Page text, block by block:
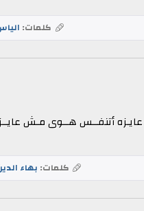
كلمات:
أتنفــس هــوى مـش
كلمات: بهاء